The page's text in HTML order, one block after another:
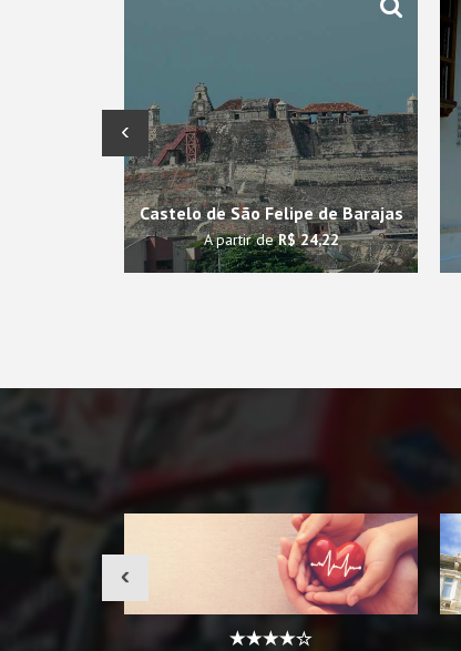
Castelo de São Felipe de Barajas
A partir deR$ 24,22
‹
‹